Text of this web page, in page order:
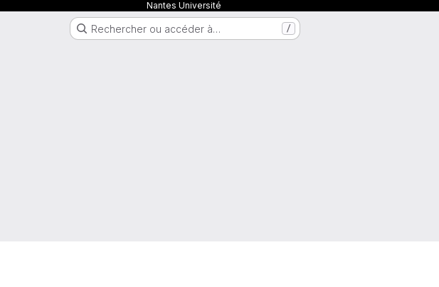
Nantes Université
Rechercher ou accéder à… /